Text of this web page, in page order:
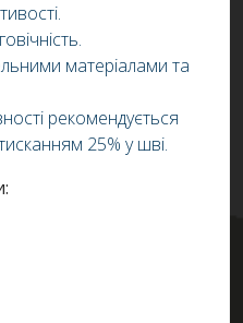
матеріалами та
рекомендується
25% у шві.